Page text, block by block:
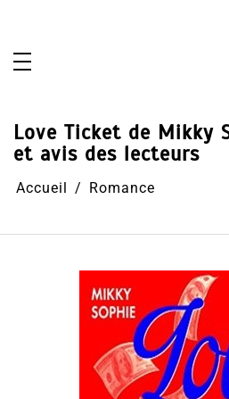
Love Ticket de Mikky
et avis des lecteurs
Accueil Romance